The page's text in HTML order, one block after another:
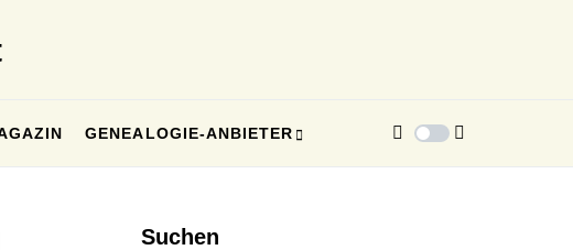
GENEALOGIE-ANBIETER
Suchen